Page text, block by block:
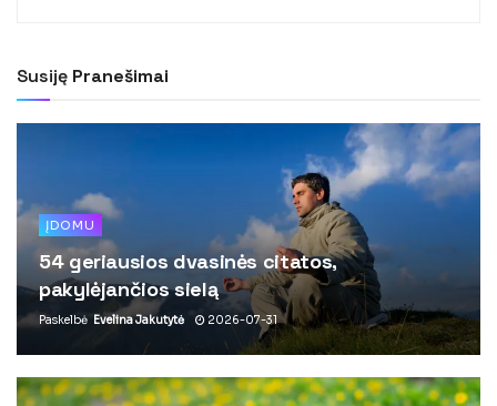
Susiję Pranešimai
ĮDOMU
54 geriausios dvasinės citatos,
pakylėjančios sielą
Paskelbė Evelina Jakutytė 2026-07-31